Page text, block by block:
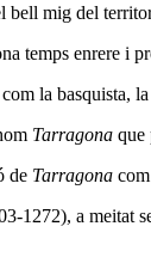
bell mig del
temps enrere i
la basquista,
Tarragona que
de Tarragona
1272), a meitat